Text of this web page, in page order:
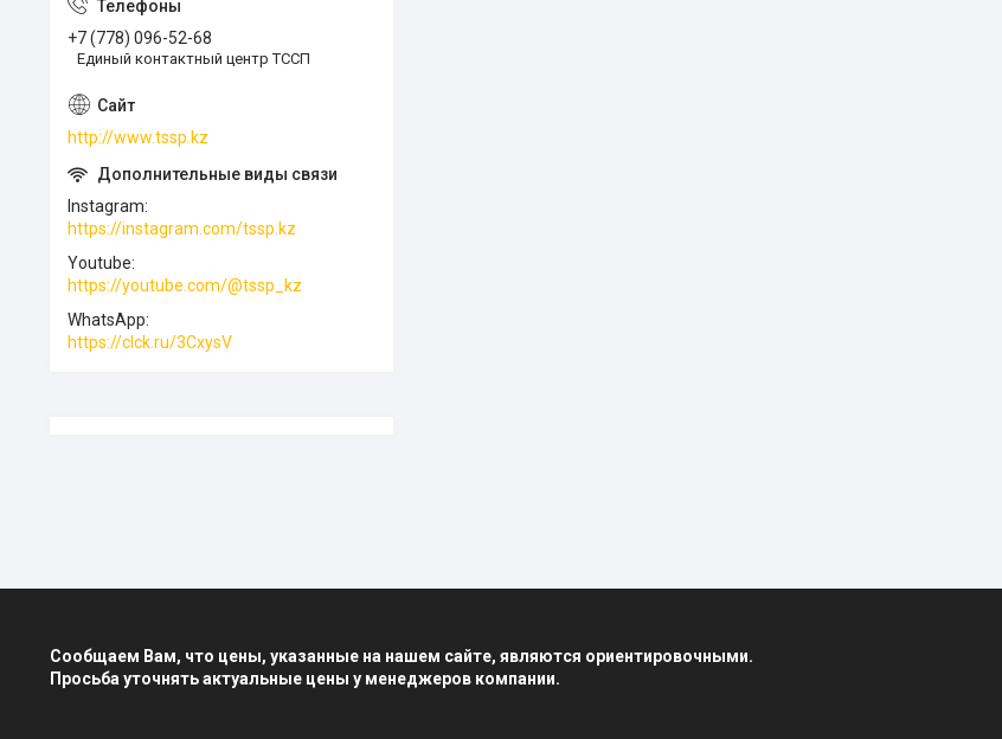
+7 (778) 096-52-68
Единый контактный центр ТССП
http://www.tssp.kz
Instagram
https://instagram.com/tssp.kz
Youtube
https://youtube.com/@tssp_kz
WhatsApp
https://clck.ru/3CxysV
Сообщаем Вам, что цены, указанные на нашем сайте, являются ориентировочными.
Просьба уточнять актуальные цены у менеджеров компании.